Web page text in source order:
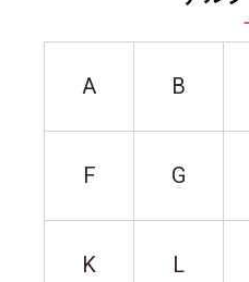
A B
F G
K L